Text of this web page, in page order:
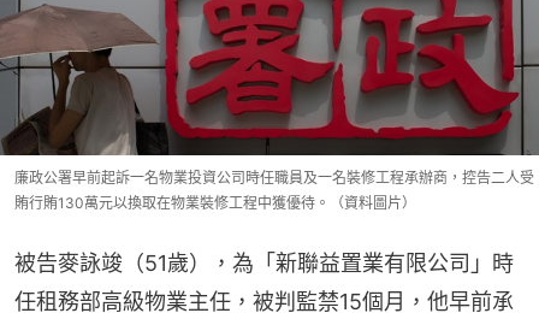
廉政公署早前起訴一名物業投資公司時任職員及一名裝修工程承辦商，控告二人受
賄行賄130萬元以換取在物業裝修工程中獲優待。（資料圖片）
被告麥詠竣（51歲），為「新聯益置業有限公司」時
任租務部高級物業主任，被判監禁15個月，他早前承